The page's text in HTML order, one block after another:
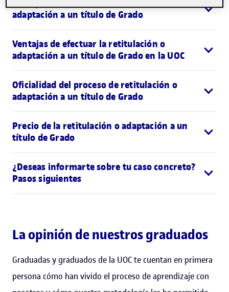
adaptación a un título de Grado
Ventajas de efectuar la retitulación o
adaptación a un título de Grado en la UOC
Oficialidad del proceso de retitulación o
adaptación a un título de Grado
Precio de la retitulación o adaptación a un
título de Grado
¿Deseas informarte sobre tu caso concreto?
Pasos siguientes
La opinión de nuestros graduados
Graduadas y graduados de la UOC te cuentan en primera
persona cómo han vivido el proceso de aprendizaje con